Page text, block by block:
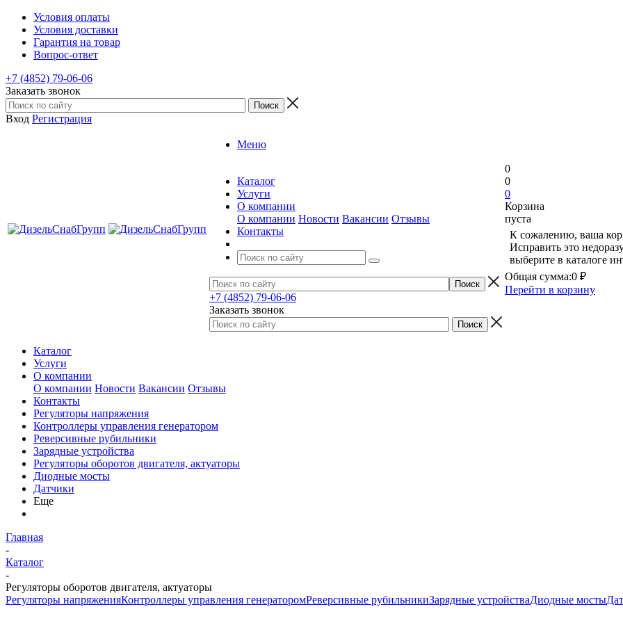
Условия оплаты
Условия доставки
Гарантия на товар
Вопрос-ответ
+7 (4852) 79-06-06
Заказать звонок
Вход Регистрация
Меню
Каталог
Услуги
О компании
О компании Новости Вакансии Отзывы
Контакты
+7 (4852) 79-06-06
Заказать звонок
0
0
0
Корзина
пуста
К сожалению, ваша
Исправить это
выберите в каталоге
Общая сумма:0 ₽
Перейти в корзину
Каталог
Услуги
О компании
О компании Новости Вакансии Отзывы
Контакты
Регуляторы напряжения
Контроллеры управления генератором
Реверсивные рубильники
Зарядные устройства
Регуляторы оборотов двигателя, актуаторы
Диодные мосты
Датчики
Еще
Главная
-
Каталог
-
Регуляторы оборотов двигателя, актуаторы
Регуляторы напряженияКонтроллеры управления генераторомРеверсивные рубильникиЗарядные устройстваДиодные мосты